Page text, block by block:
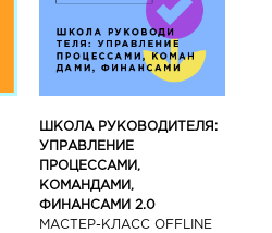
ШКОЛА РУКОВОДИТЕЛЯ:
УПРАВЛЕНИЕ
ПРОЦЕССАМИ,
КОМАНДАМИ,
ФИНАНСАМИ 2.0
МАСТЕР-КЛАСС OFFLINE